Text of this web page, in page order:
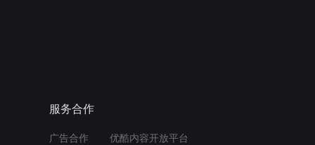
服务合作
广告合作 优酷内容开放平台